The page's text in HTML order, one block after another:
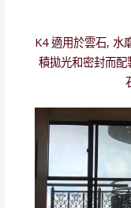
K4 適用於雲石, 水
積拋光和密封而配